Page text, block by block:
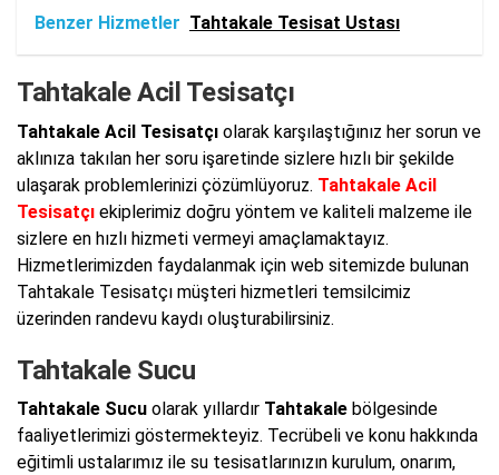
Benzer Hizmetler Tahtakale Tesisat Ustası
Tahtakale Acil Tesisatçı
Tahtakale Acil Tesisatçı olarak karşılaştığınız her sorun ve
aklınıza takılan her soru işaretinde sizlere hızlı bir şekilde
ulaşarak problemlerinizi çözümlüyoruz. Tahtakale Acil
Tesisatçı ekiplerimiz doğru yöntem ve kaliteli malzeme ile
sizlere en hızlı hizmeti vermeyi amaçlamaktayız.
Hizmetlerimizden faydalanmak için web sitemizde bulunan
Tahtakale Tesisatçı müşteri hizmetleri temsilcimiz
üzerinden randevu kaydı oluşturabilirsiniz.
Tahtakale Sucu
Tahtakale Sucu olarak yıllardır Tahtakale bölgesinde
faaliyetlerimizi göstermekteyiz. Tecrübeli ve konu hakkında
eğitimli ustalarımız ile su tesisatlarınızın kurulum, onarım,